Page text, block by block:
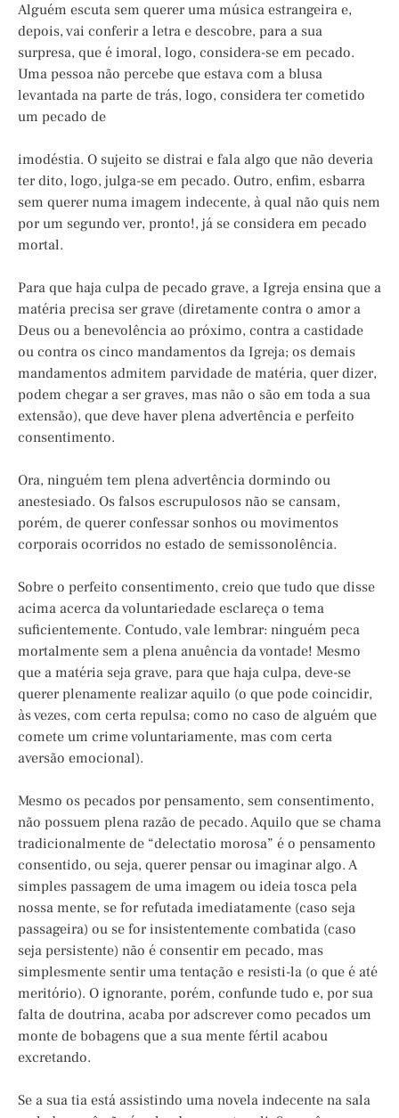
Alguém escuta sem querer uma música estrangeira e,
depois, vai conferir a letra e descobre, para a sua
surpresa, que é imoral, logo, considera-se em pecado.
Uma pessoa não percebe que estava com a blusa
levantada na parte de trás, logo, considera ter cometido
um pecado de
imodéstia. O sujeito se distrai e fala algo que não deveria
ter dito, logo, julga-se em pecado. Outro, enfim, esbarra
sem querer numa imagem indecente, à qual não quis nem
por um segundo ver, pronto!, já se considera em pecado
mortal.
Para que haja culpa de pecado grave, a Igreja ensina que a
matéria precisa ser grave (diretamente contra o amor a
Deus ou a benevolência ao próximo, contra a castidade
ou contra os cinco mandamentos da Igreja; os demais
mandamentos admitem parvidade de matéria, quer dizer,
podem chegar a ser graves, mas não o são em toda a sua
extensão), que deve haver plena advertência e perfeito
consentimento.
Ora, ninguém tem plena advertência dormindo ou
anestesiado. Os falsos escrupulosos não se cansam,
porém, de querer confessar sonhos ou movimentos
corporais ocorridos no estado de semissonolência.
Sobre o perfeito consentimento, creio que tudo que disse
acima acerca da voluntariedade esclareça o tema
suficientemente. Contudo, vale lembrar: ninguém peca
mortalmente sem a plena anuência da vontade! Mesmo
que a matéria seja grave, para que haja culpa, deve-se
querer plenamente realizar aquilo (o que pode coincidir,
às vezes, com certa repulsa; como no caso de alguém que
comete um crime voluntariamente, mas com certa
aversão emocional).
Mesmo os pecados por pensamento, sem consentimento,
não possuem plena razão de pecado. Aquilo que se chama
tradicionalmente de “delectatio morosa” é o pensamento
consentido, ou seja, querer pensar ou imaginar algo. A
simples passagem de uma imagem ou ideia tosca pela
nossa mente, se for refutada imediatamente (caso seja
passageira) ou se for insistentemente combatida (caso
seja persistente) não é consentir em pecado, mas
simplesmente sentir uma tentação e resisti-la (o que é até
meritório). O ignorante, porém, confunde tudo e, por sua
falta de doutrina, acaba por adscrever como pecados um
monte de bobagens que a sua mente fértil acabou
excretando.
Se a sua tia está assistindo uma novela indecente na sala